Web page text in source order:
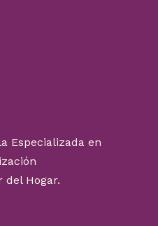
Especializada en
del Hogar.